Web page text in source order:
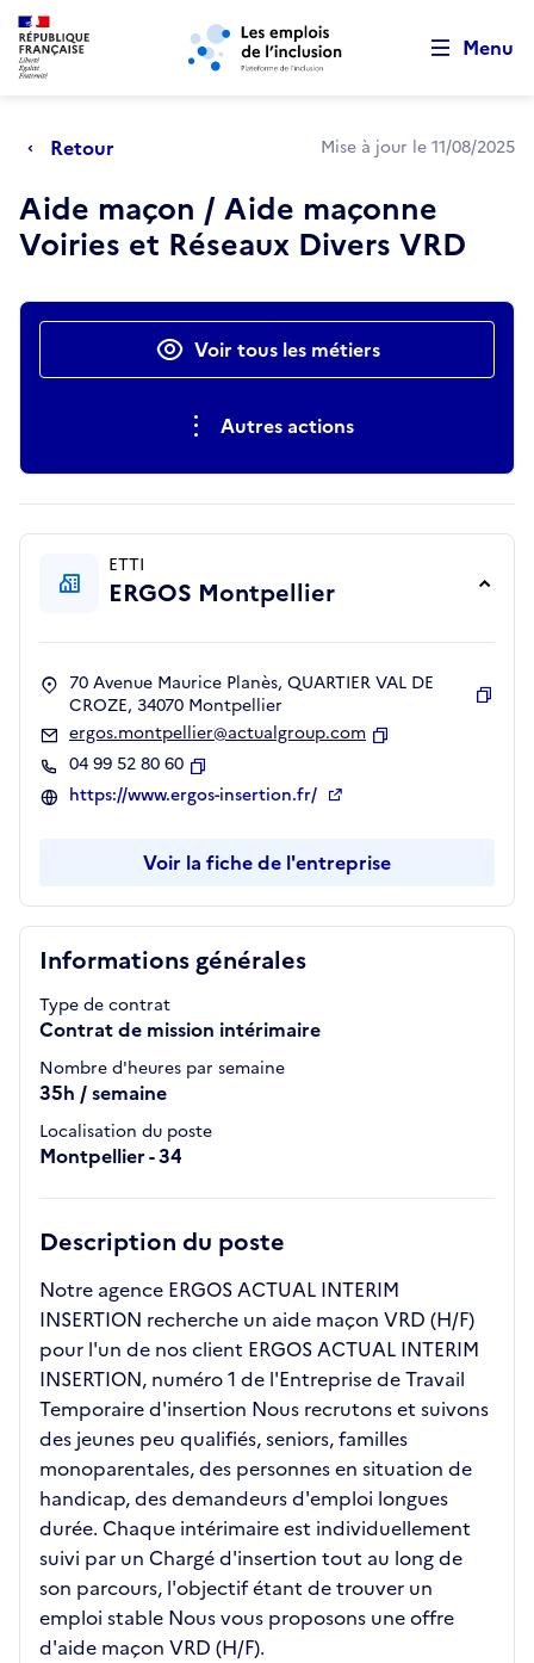
Aller au menu principal Aller au contenu principal
Menu
Retour Mise à jour le 11/08/2025
Aide maçon / Aide maçonne
Voiries et Réseaux Divers VRD
Actions rapidesVoir tous les métiers
Autres actions
Informations générales
Type de contrat
Contrat de mission intérimaire
Nombre d'heures par semaine
35h / semaine
Localisation du poste
Montpellier - 34
Description du poste
Notre agence ERGOS ACTUAL INTERIM
INSERTION recherche un aide maçon VRD (H/F)
pour l'un de nos client ERGOS ACTUAL INTERIM
INSERTION, numéro 1 de l'Entreprise de Travail
Temporaire d'insertion Nous recrutons et suivons
des jeunes peu qualifiés, seniors, familles
monoparentales, des personnes en situation de
handicap, des demandeurs d'emploi longues
durée. Chaque intérimaire est individuellement
suivi par un Chargé d'insertion tout au long de
son parcours, l'objectif étant de trouver un
emploi stable Nous vous proposons une offre
d'aide maçon VRD (H/F).
ETTI
ERGOS Montpellier
70 Avenue Maurice Planès, QUARTIER VAL DE
CROZE, 34070 Montpellier
ergos.montpellier@actualgroup.com
04 99 52 80 60
Copier
https://www.ergos-insertion.fr/
Voir la fiche de l'entreprise
Retour au début de la page
Panneau de gestion des cookies